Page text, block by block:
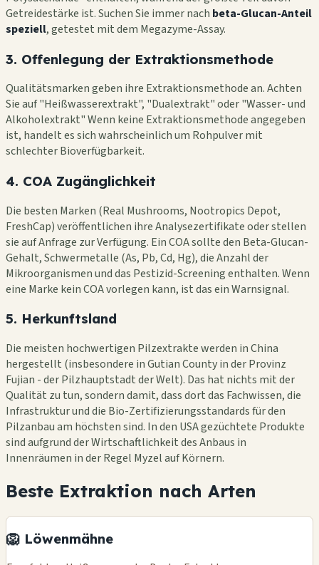
Getreidestärke ist. Suchen Sie immer nach beta-Glucan-Anteil
speziell, getestet mit dem Megazyme-Assay.
3. Offenlegung der Extraktionsmethode
Qualitätsmarken geben ihre Extraktionsmethode an. Achten
Sie auf "Heißwasserextrakt", "Dualextrakt" oder "Wasser- und
Alkoholextrakt" Wenn keine Extraktionsmethode angegeben
ist, handelt es sich wahrscheinlich um Rohpulver mit
schlechter Bioverfügbarkeit.
4. COA Zugänglichkeit
Die besten Marken (Real Mushrooms, Nootropics Depot,
FreshCap) veröffentlichen ihre Analysezertifikate oder stellen
sie auf Anfrage zur Verfügung. Ein COA sollte den Beta-Glucan-
Gehalt, Schwermetalle (As, Pb, Cd, Hg), die Anzahl der
Mikroorganismen und das Pestizid-Screening enthalten. Wenn
eine Marke kein COA vorlegen kann, ist das ein Warnsignal.
5. Herkunftsland
Die meisten hochwertigen Pilzextrakte werden in China
hergestellt (insbesondere in Gutian County in der Provinz
Fujian - der Pilzhauptstadt der Welt). Das hat nichts mit der
Qualität zu tun, sondern damit, dass dort das Fachwissen, die
Infrastruktur und die Bio-Zertifizierungsstandards für den
Pilzanbau am höchsten sind. In den USA gezüchtete Produkte
sind aufgrund der Wirtschaftlichkeit des Anbaus in
Innenräumen in der Regel Myzel auf Körnern.
Beste Extraktion nach Arten
🦁 Löwenmähne